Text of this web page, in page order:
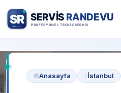
Anasayfa İstanbul